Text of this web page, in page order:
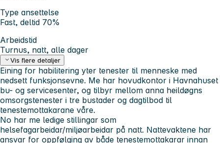
Type ansettelse
Fast, deltid 70%
Arbeidstid
Turnus, natt, alle dager
Vis flere detaljer
Eining for habilitering yter tenester til menneske med
nedsett funksjonsevne. Me har hovudkontor i Havnahuset
bu- og servicesenter, og tilbyr mellom anna heildøgns
omsorgstenester i tre bustader og dagtilbod til
tenestemottakarane våre.
No har me ledige stillingar som
helsefagarbeidar/miljøarbeidar på natt. Nattevaktene har
ansvar for oppfølging av både tenestemottakarar innan